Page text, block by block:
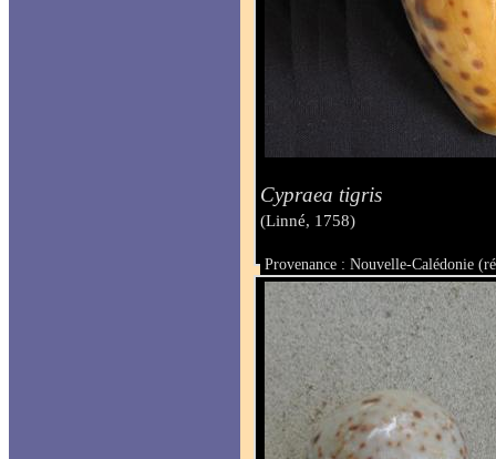
Cypraea tigris
(Linné, 1758)
Provenance : Nouvelle-Calédonie
Taille : 101 mm